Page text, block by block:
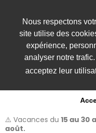
Nous respectons
site utilise des
expérience,
analyser notre
acceptez leur
⚠️ Vacances du 15 au 30
août.